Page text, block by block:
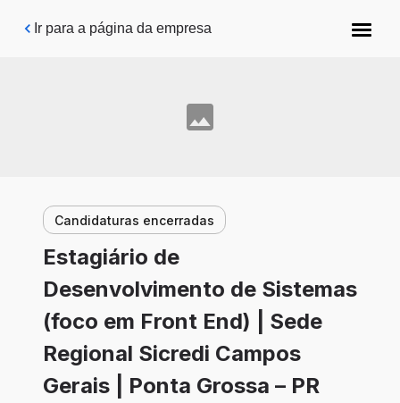
Pular para o conteúdo principal
Ir para a página da empresa
Candidaturas encerradas
Estagiário de
Desenvolvimento de Sistemas
(foco em Front End) | Sede
Regional Sicredi Campos
Gerais | Ponta Grossa – PR